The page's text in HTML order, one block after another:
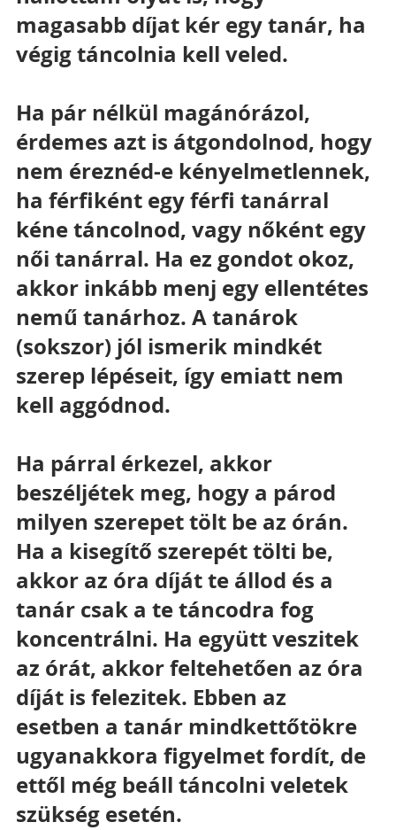
magasabb díjat kér egy tanár, ha
végig táncolnia kell veled.
Ha pár nélkül magánórázol,
érdemes azt is átgondolnod, hogy
nem éreznéd-e kényelmetlennek,
ha férfiként egy férfi tanárral
kéne táncolnod, vagy nőként egy
női tanárral. Ha ez gondot okoz,
akkor inkább menj egy ellentétes
nemű tanárhoz. A tanárok
(sokszor) jól ismerik mindkét
szerep lépéseit, így emiatt nem
kell aggódnod.
Ha párral érkezel, akkor
beszéljétek meg, hogy a párod
milyen szerepet tölt be az órán.
Ha a kisegítő szerepét tölti be,
akkor az óra díját te állod és a
tanár csak a te táncodra fog
koncentrálni. Ha együtt veszitek
az órát, akkor feltehetően az óra
díját is felezitek. Ebben az
esetben a tanár mindkettőtökre
ugyanakkora figyelmet fordít, de
ettől még beáll táncolni veletek
szükség esetén.